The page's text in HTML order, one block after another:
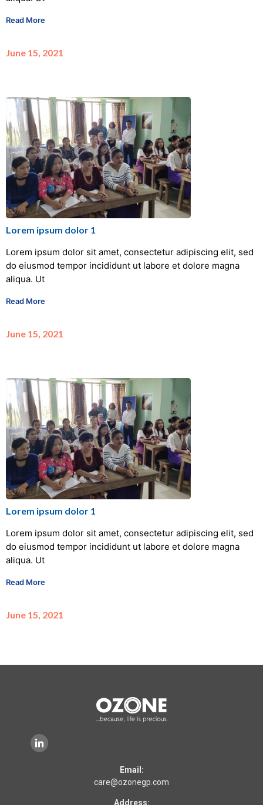
Read More
June 15, 2021
Lorem ipsum dolor 1
Lorem ipsum dolor sit amet, consectetur adipiscing elit, sed
do eiusmod tempor incididunt ut labore et dolore magna
aliqua. Ut
Read More
June 15, 2021
Lorem ipsum dolor 1
Lorem ipsum dolor sit amet, consectetur adipiscing elit, sed
do eiusmod tempor incididunt ut labore et dolore magna
aliqua. Ut
Read More
June 15, 2021
Email:
care@ozonegp.com
Address: